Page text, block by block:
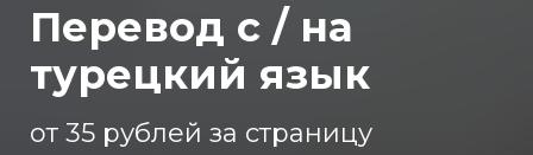
Перевод с / на
турецкий язык
от 35 рублей за страницу